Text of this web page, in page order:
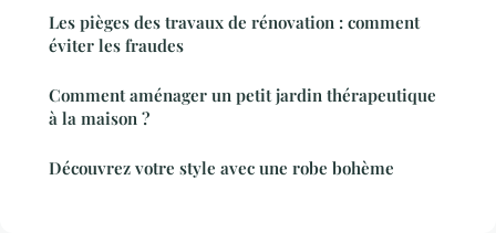
Les pièges des travaux de rénovation : comment
éviter les fraudes
Comment aménager un petit jardin thérapeutique
à la maison ?
Découvrez votre style avec une robe bohème